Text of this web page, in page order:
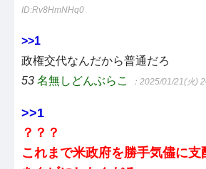
ID:Rv8HmNHq0
>>1
政権交代なんだから普通だろ
53 名無しどんぶらこ ：2025/01/21(火)
>>1
？？？
これまで米政府を勝手気儘に支